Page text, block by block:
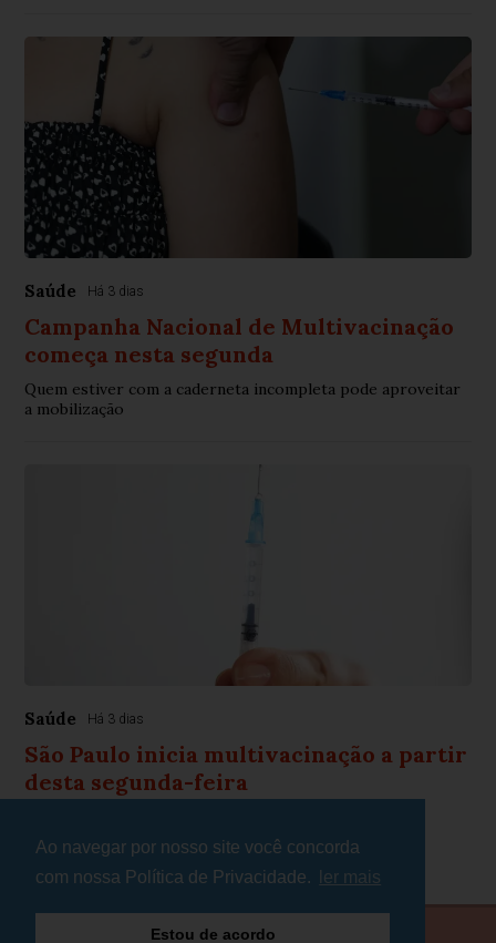
Ao navegar por nosso site você concorda
com nossa Política de Privacidade.
ler mais
Estou de acordo
Saúde Há 3 dias
Campanha Nacional de Multivacinação
começa nesta segunda
Quem estiver com a caderneta incompleta pode aproveitar
a mobilização
Saúde Há 3 dias
São Paulo inicia multivacinação a partir
desta segunda-feira